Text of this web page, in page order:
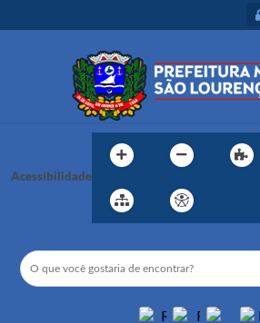
Acessibilidade